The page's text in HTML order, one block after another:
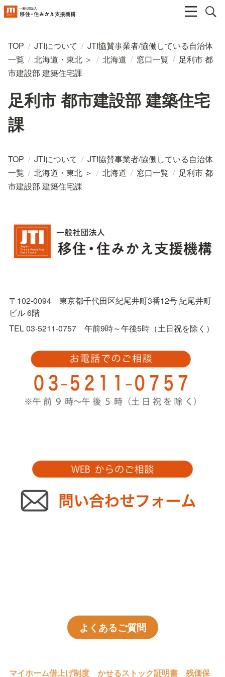
TOP / JTIについて / JTI協賛事業者/協働している自治体
一覧 / 北海道・東北 ＞ / 北海道 / 窓口一覧 / 足利市 都
市建設部 建築住宅課
足利市 都市建設部 建築住宅
課
TOP / JTIについて / JTI協賛事業者/協働している自治体
一覧 / 北海道・東北 ＞ / 北海道 / 窓口一覧 / 足利市 都
市建設部 建築住宅課
〒102-0094　東京都千代田区紀尾井町3番12号 紀尾井町
ビル 6階
TEL 03-5211-0757　午前9時～午後5時（土日祝を除く）
よくあるご質問
マイホーム借上げ制度 かせるストック証明書 残価保